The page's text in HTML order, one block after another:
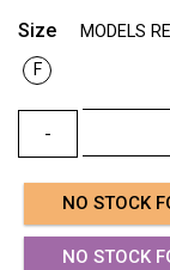
Size MODELS
F
-
NO STOCK
NO STOCK